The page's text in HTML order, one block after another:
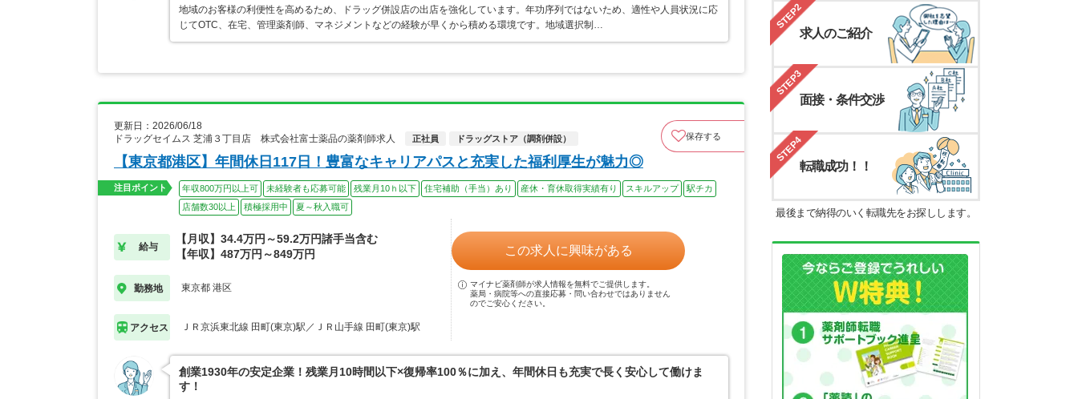
地域のお客様の利便性を高めるため、ドラッグ併設店の出店を強化しています。年功序列ではないため、適性や人員状況に応
じてOTC、在宅、管理薬剤師、マネジメントなどの経験が早くから積める環境です。地域選択制…
更新日：2026/06/18
ドラッグセイムス 芝浦３丁目店 株式会社富士薬品の薬剤師求人
正社員 ドラッグストア（調剤併設） 保存する
【東京都港区】年間休日117日！豊富なキャリアパスと充実した福利厚生が魅力◎
注目ポイント 年収800万円以上可 未経験者も応募可能 残業月10ｈ以下 住宅補助（手当）あり 産休・育休取得実績有り スキルアップ
駅チカ
店舗数30以上
積極採用中 夏～秋入職可
給与
【月収】34.4万円～59.2万円諸手当含む
【年収】487万円～849万円
勤務地 東京都 港区
アクセス ＪＲ京浜東北線 田町(東京)駅／ＪＲ山手線 田町(東京)駅
この求人に興味がある
マイナビ薬剤師が求人情報を無料でご提供します。
薬局・病院等への直接応募・問い合わせではありません
のでご安心ください。
創業1930年の安定企業！残業月10時間以下×復帰率100％に加え、年間休日も充実で長く安心して働けま
す！
STEP2
求人のご紹介
STEP3
面接・条件交渉
STEP4
転職成功！！
最後まで納得のいく転職先をお探しします。